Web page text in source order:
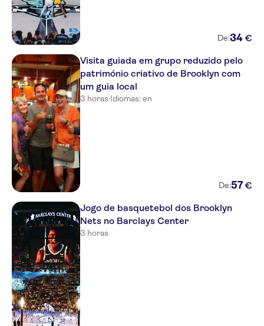
De:34 €
Visita guiada em grupo reduzido pelo
património criativo de Brooklyn com
um guia local
3 horas·Idiomas: en
De:57 €
Jogo de basquetebol dos Brooklyn
Nets no Barclays Center
3 horas